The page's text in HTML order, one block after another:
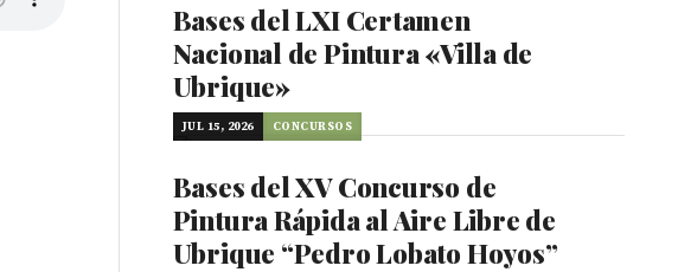
Bases del LXI Certamen
Nacional de Pintura «Villa de
Ubrique»
JUL 15, 2026 CONCURSOS
Bases del XV Concurso de
Pintura Rápida al Aire Libre de
Ubrique “Pedro Lobato Hoyos”